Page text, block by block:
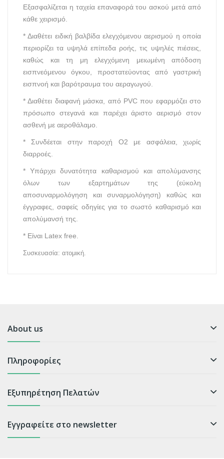
Εξασφαλίζεται η ταχεία επαναφορά του ασκού μετά από
κάθε χειρισμό.
* Διαθέτει ειδική βαλβίδα ελεγχόμενου αερισμού η οποία
περιορίζει τα υψηλά επίπεδα ροής, τις υψηλές πιέσεις,
καθώς και τη μη ελεγχόμενη μειωμένη απόδοση
εισπνεόμενου όγκου, προστατεύοντας από γαστρική
εισπνοή και βαρότραυμα του αεραγωγού.
* Διαθέτει διαφανή μάσκα, από PVCπου εφαρμόζει στο
πρόσωπο στεγανά και παρέχει άριστο αερισμό στον
ασθενή με αεροθάλαμο.
* Συνδέεται στην παροχή Ο2 με ασφάλεια, χωρίς
διαρροές.
* Υπάρχει δυνατότητα καθαρισμού και απολύμανσης
όλων των εξαρτημάτων της (εύκολη
αποσυναρμολόγηση και συναρμολόγηση) καθώς και
έγγραφες, σαφείς οδηγίες για το σωστό καθαρισμό και
απολύμανσή της.
* Είναι Latex free
Συσκευασία: ατομική.
About us
Πληροφορίες
Εξυπηρέτηση Πελατών
Εγγραφείτε στο newsletter